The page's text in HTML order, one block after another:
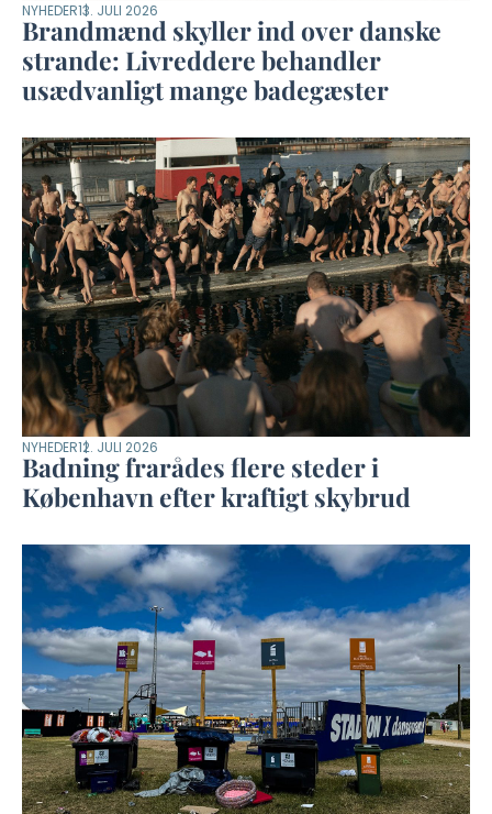
NYHEDER13. JULI 2026
Brandmænd skyller ind over danske
strande: Livreddere behandler
usædvanligt mange badegæster
NYHEDER12. JULI 2026
Badning frarådes flere steder i
København efter kraftigt skybrud